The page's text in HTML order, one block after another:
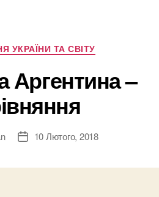
Категорії
УКРАЇНИ ТА СВІТУ
Аргентина –
Дата10 Лютого, 2018